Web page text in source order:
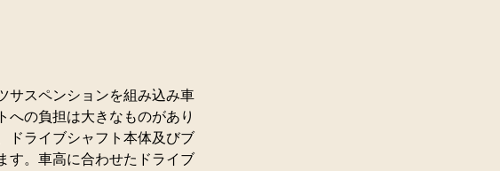
サスペンションを組み込み車
への負担は大きなものがあり
ドライブシャフト本体及びブ
す。車高に合わせたドライブ